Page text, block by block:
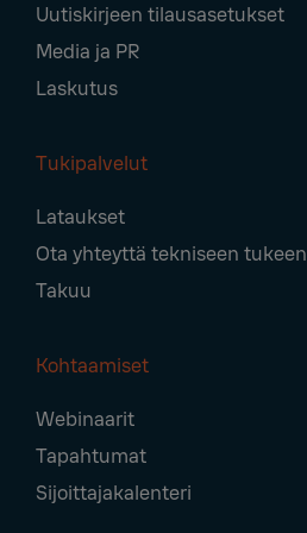
Uutiskirjeen tilausasetukset
Media ja PR
Laskutus
Tukipalvelut
Lataukset
Ota yhteyttä tekniseen tukeen
Takuu
Kohtaamiset
Webinaarit
Tapahtumat
Sijoittajakalenteri